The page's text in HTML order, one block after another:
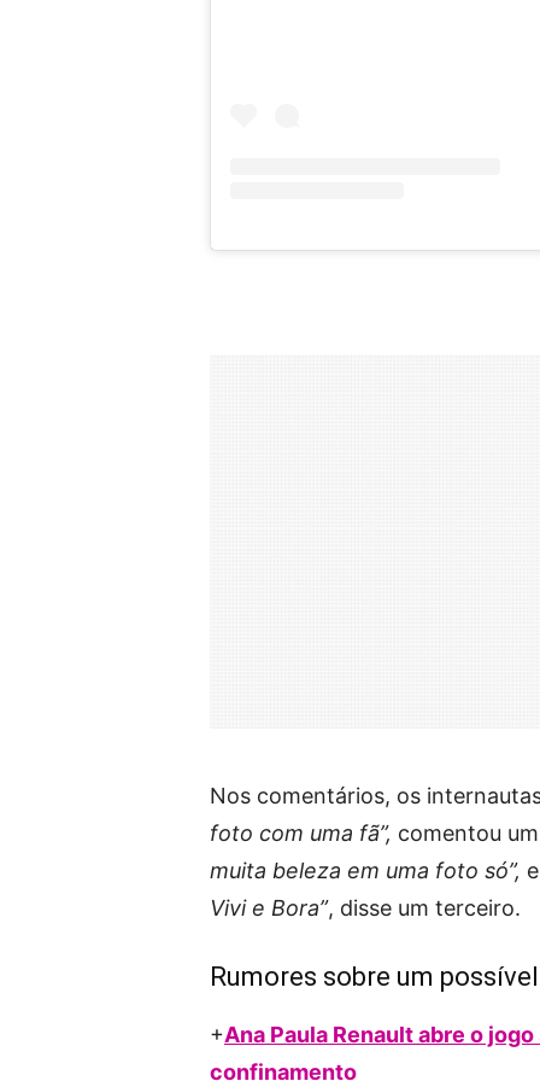
Nos comentários, os
foto com uma fã”, comentou
muita beleza em uma foto só”,
Vivi e Bora”, disse um terceiro.
Rumores sobre um
+Ana Paula Renault abre o
confinamento